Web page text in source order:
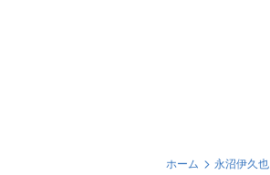
ホーム 永沼伊久也